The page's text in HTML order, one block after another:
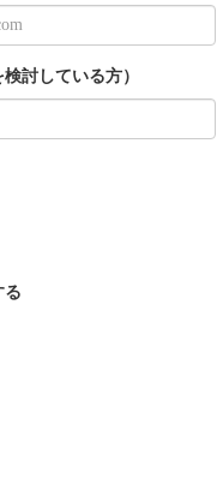
討している方）
る